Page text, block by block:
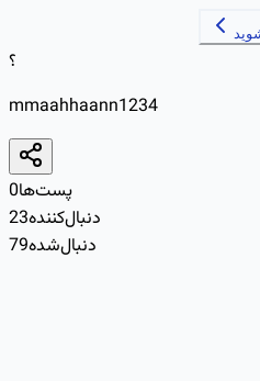
؟
mmaahhaann1234
0پست‌ها
23دنبال‌کننده
79دنبال‌شده